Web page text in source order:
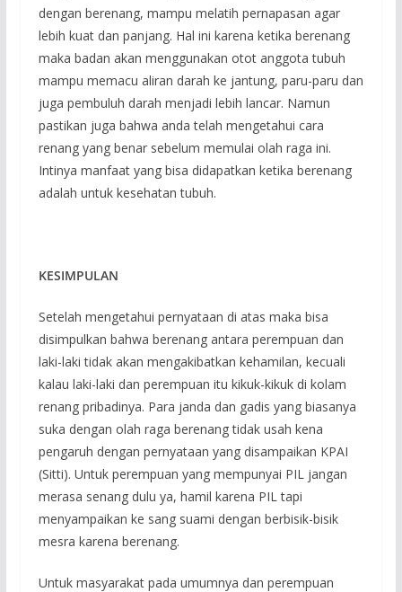
dengan berenang, mampu melatih pernapasan agar
lebih kuat dan panjang. Hal ini karena ketika berenang
maka badan akan menggunakan otot anggota tubuh
mampu memacu aliran darah ke jantung, paru-paru dan
juga pembuluh darah menjadi lebih lancar. Namun
pastikan juga bahwa anda telah mengetahui cara
renang yang benar sebelum memulai olah raga ini.
Intinya manfaat yang bisa didapatkan ketika berenang
adalah untuk kesehatan tubuh.
KESIMPULAN
Setelah mengetahui pernyataan di atas maka bisa
disimpulkan bahwa berenang antara perempuan dan
laki-laki tidak akan mengakibatkan kehamilan, kecuali
kalau laki-laki dan perempuan itu kikuk-kikuk di kolam
renang pribadinya. Para janda dan gadis yang biasanya
suka dengan olah raga berenang tidak usah kena
pengaruh dengan pernyataan yang disampaikan KPAI
(Sitti). Untuk perempuan yang mempunyai PIL jangan
merasa senang dulu ya, hamil karena PIL tapi
menyampaikan ke sang suami dengan berbisik-bisik
mesra karena berenang.
Untuk masyarakat pada umumnya dan perempuan